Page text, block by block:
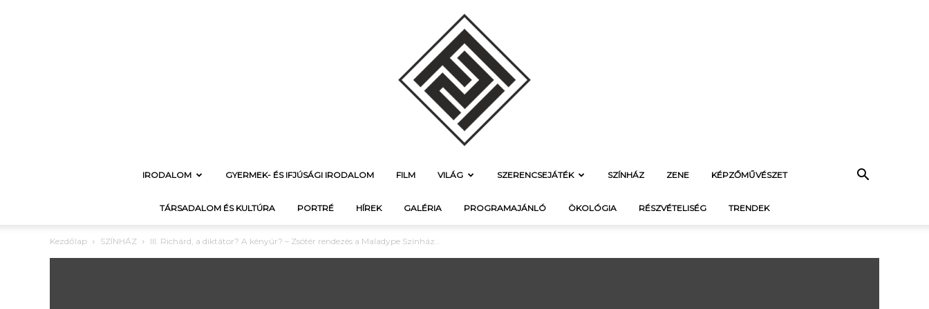
f21.hu
IRODALOM GYERMEK- ÉS IFJÚSÁGI IRODALOM FILM VILÁG SZERENCSEJÁTÉK SZÍNHÁZ ZENE KÉPZŐMŰVÉSZET
TÁRSADALOM ÉS KULTÚRA PORTRÉ HÍREK GALÉRIA PROGRAMAJÁNLÓ ÖKOLÓGIA RÉSZVÉTELISÉG TRENDEK
Kezdőlap SZÍNHÁZ III. Richárd, a diktátor? A kényúr? – Zsótér rendezés a Maladype Színház...